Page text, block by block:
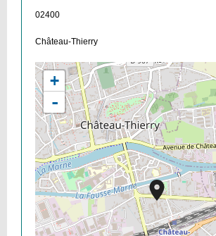
02400
Château-Thierry
+
-